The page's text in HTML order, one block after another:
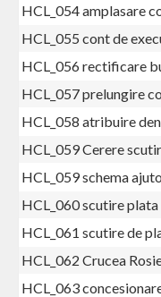
HCL_054 amplasare
HCL_055 cont de
HCL_056 rectificare
HCL_057 prelungire
HCL_058 atribuire
HCL_059 Cerere
HCL_059 schema
HCL_060 scutire
HCL_061 scutire de
HCL_062 Crucea
HCL_063